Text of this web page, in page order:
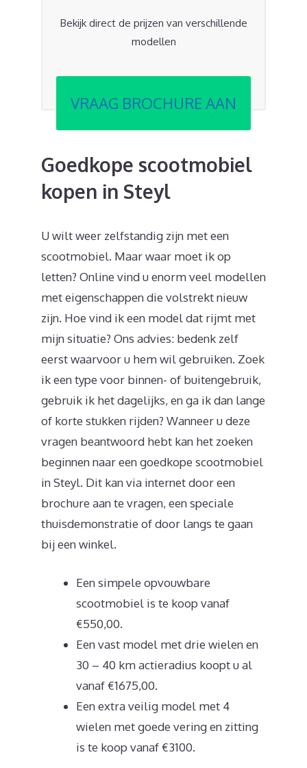
Bekijk direct de prijzen van verschillende
modellen
VRAAG BROCHURE AAN
Goedkope scootmobiel
kopen in Steyl
U wilt weer zelfstandig zijn met een
scootmobiel. Maar waar moet ik op
letten? Online vind u enorm veel modellen
met eigenschappen die volstrekt nieuw
zijn. Hoe vind ik een model dat rijmt met
mijn situatie? Ons advies: bedenk zelf
eerst waarvoor u hem wil gebruiken. Zoek
ik een type voor binnen- of buitengebruik,
gebruik ik het dagelijks, en ga ik dan lange
of korte stukken rijden? Wanneer u deze
vragen beantwoord hebt kan het zoeken
beginnen naar een goedkope scootmobiel
in Steyl. Dit kan via internet door een
brochure aan te vragen, een speciale
thuisdemonstratie of door langs te gaan
bij een winkel.
Een simpele opvouwbare
scootmobiel is te koop vanaf
€550,00.
Een vast model met drie wielen en
30 – 40 km actieradius koopt u al
vanaf €1675,00.
Een extra veilig model met 4
wielen met goede vering en zitting
is te koop vanaf €3100.